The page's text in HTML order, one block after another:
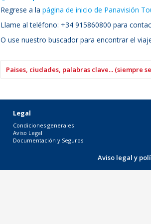
Regrese a la página de inicio de Panavisión
Llame al teléfono: +34 915860800 para
O use nuestro buscador para encontrar el
Legal
Condiciones generales
Aviso Legal
Documentación y Seguros
Aviso legal y